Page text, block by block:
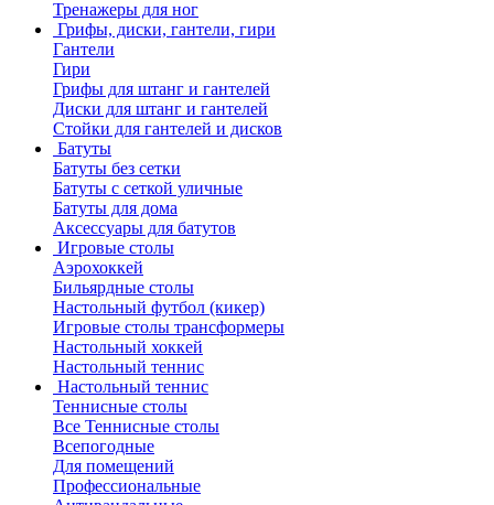
Тренажеры для ног
Грифы, диски, гантели, гири
Гантели
Гири
Грифы для штанг и гантелей
Диски для штанг и гантелей
Стойки для гантелей и дисков
Батуты
Батуты без сетки
Батуты с сеткой уличные
Батуты для дома
Аксессуары для батутов
Игровые столы
Аэрохоккей
Бильярдные столы
Настольный футбол (кикер)
Игровые столы трансформеры
Настольный хоккей
Настольный теннис
Настольный теннис
Теннисные столы
Все Теннисные столы
Всепогодные
Для помещений
Профессиональные